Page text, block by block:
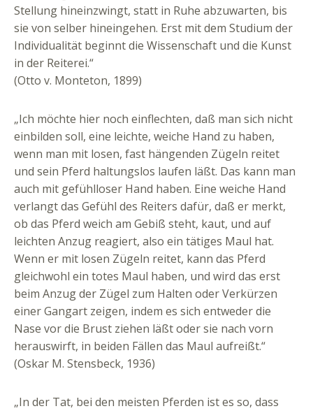
Stellung hineinzwingt, statt in Ruhe abzuwarten, bis
sie von selber hineingehen. Erst mit dem Studium der
Individualität beginnt die Wissenschaft und die Kunst
in der Reiterei.“
(Otto v. Monteton, 1899)
„Ich möchte hier noch einflechten, daß man sich nicht
einbilden soll, eine leichte, weiche Hand zu haben,
wenn man mit losen, fast hängenden Zügeln reitet
und sein Pferd haltungslos laufen läßt. Das kann man
auch mit gefühlloser Hand haben. Eine weiche Hand
verlangt das Gefühl des Reiters dafür, daß er merkt,
ob das Pferd weich am Gebiß steht, kaut, und auf
leichten Anzug reagiert, also ein tätiges Maul hat.
Wenn er mit losen Zügeln reitet, kann das Pferd
gleichwohl ein totes Maul haben, und wird das erst
beim Anzug der Zügel zum Halten oder Verkürzen
einer Gangart zeigen, indem es sich entweder die
Nase vor die Brust ziehen läßt oder sie nach vorn
herauswirft, in beiden Fällen das Maul aufreißt.“
(Oskar M. Stensbeck, 1936)
„In der Tat, bei den meisten Pferden ist es so, dass